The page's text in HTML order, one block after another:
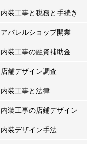
内装工事と税務と手続き
アパレルショップ開業
内装工事の融資補助金
店舗デザイン調査
内装工事と法律
内装工事の店鋪デザイン
内装デザイン手法